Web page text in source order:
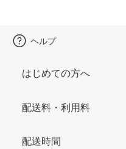
ヘルプ
はじめての方へ
配送料・利用料
配送時間